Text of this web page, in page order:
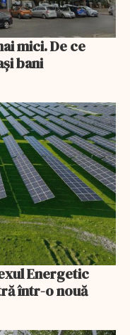
mici. De ce
bani
Energetic
într-o nouă